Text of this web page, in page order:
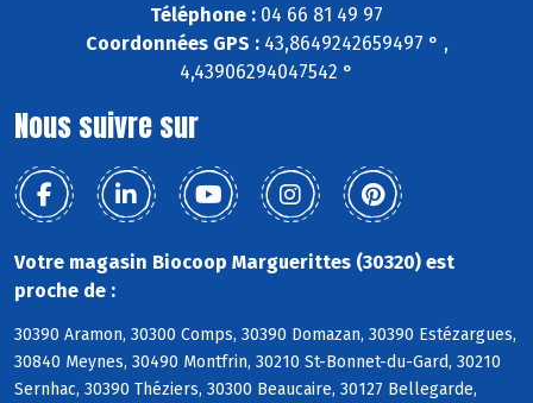
Téléphone : 04 66 81 49 97
Coordonnées GPS :43,8649242659497 ° ,
4,43906294047542 °
Nous suivre sur
Votre magasin Biocoop Marguerittes (30320) est
proche de :
30390 Aramon, 30300 Comps, 30390 Domazan, 30390 Estézargues,
30840 Meynes, 30490 Montfrin, 30210 St-Bonnet-du-Gard, 30210
Sernhac, 30390 Théziers, 30300 Beaucaire, 30127 Bellegarde,